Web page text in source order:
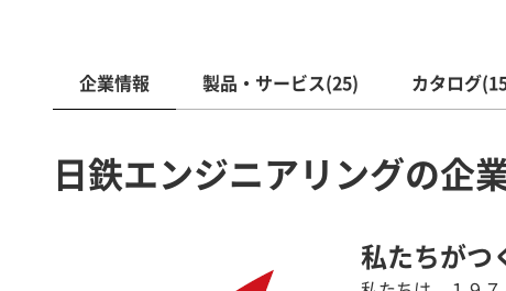
企業情報 製品・サービス(25) カタログ
日鉄エンジニアリングの企
私たちがつ